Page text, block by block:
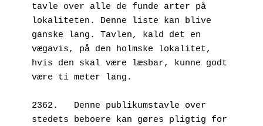
tavle over alle de funde arter på
lokaliteten. Denne liste kan blive
ganske lang. Tavlen, kald det en
vægavis, på den holmske lokalitet,
hvis den skal være læsbar, kunne godt
være ti meter lang.
2362.   Denne publikumstavle over
stedets beboere kan gøres pligtig for